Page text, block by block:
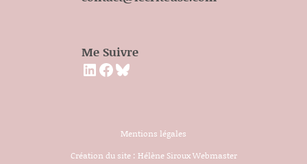
Me Suivre
LinkedIn
Facebook
Bluesky
Mentions légales
Création du site : Hélène Siroux Webmaster